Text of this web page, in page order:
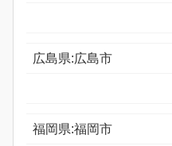
広島県:広島市
福岡県:福岡市